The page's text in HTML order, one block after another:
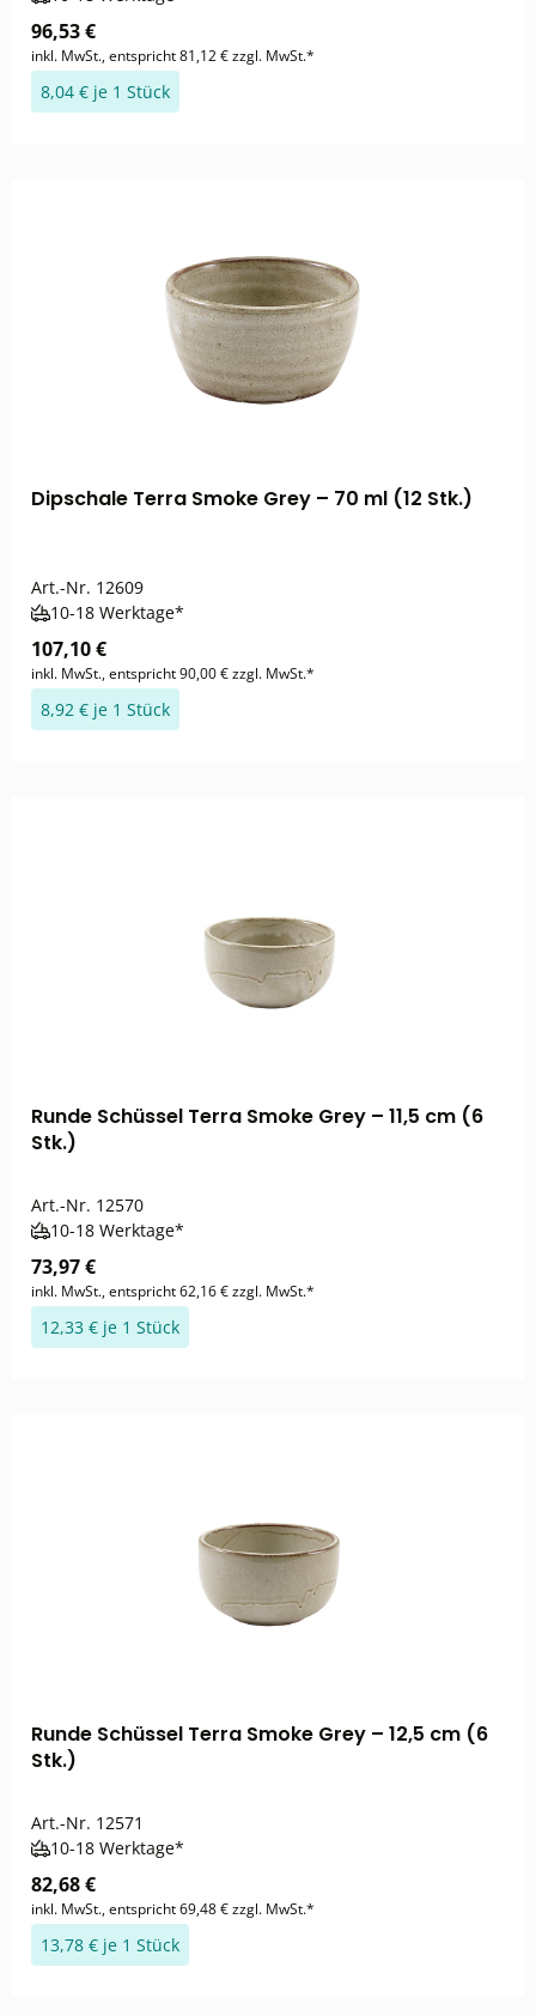
96,53 €
inkl. MwSt., entspricht 81,12 € zzgl. MwSt.*
8,04 € je 1 Stück
Dipschale Terra Smoke Grey – 70 ml (12 Stk.)
Art.-Nr. 12609
10-18 Werktage*
107,10 €
inkl. MwSt., entspricht 90,00 € zzgl. MwSt.*
8,92 € je 1 Stück
Runde Schüssel Terra Smoke Grey – 11,5 cm (6
Stk.)
Art.-Nr. 12570
10-18 Werktage*
73,97 €
inkl. MwSt., entspricht 62,16 € zzgl. MwSt.*
12,33 € je 1 Stück
Runde Schüssel Terra Smoke Grey – 12,5 cm (6
Stk.)
Art.-Nr. 12571
10-18 Werktage*
82,68 €
inkl. MwSt., entspricht 69,48 € zzgl. MwSt.*
13,78 € je 1 Stück